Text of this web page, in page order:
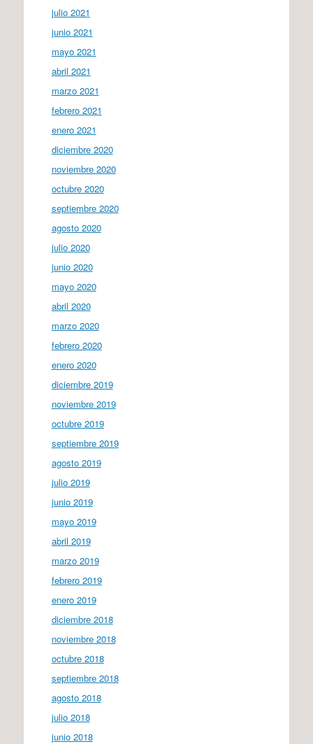
julio 2021
junio 2021
mayo 2021
abril 2021
marzo 2021
febrero 2021
enero 2021
diciembre 2020
noviembre 2020
octubre 2020
septiembre 2020
agosto 2020
julio 2020
junio 2020
mayo 2020
abril 2020
marzo 2020
febrero 2020
enero 2020
diciembre 2019
noviembre 2019
octubre 2019
septiembre 2019
agosto 2019
julio 2019
junio 2019
mayo 2019
abril 2019
marzo 2019
febrero 2019
enero 2019
diciembre 2018
noviembre 2018
octubre 2018
septiembre 2018
agosto 2018
julio 2018
junio 2018